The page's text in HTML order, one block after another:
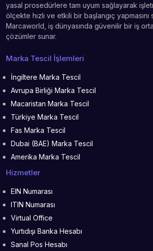
yasal prosedürlere tam uyum sağlayarak
ölçekte hızlı ve etkili bir başlangıç yapmasını
Marcaworld, iş dünyasında güvenilir bir iş
çözümler sunar.
Marka Tescil İşlemleri
İngiltere Marka Tescil
Avrupa Birliği Marka Tescil
Macaristan Marka Tescil
Türkiye Marka Tescil
Fas Marka Tescil
Dubai (BAE) Marka Tescil
Amerika Marka Tescil
Hizmetler
EIN Numarası
ITIN Numarası
Virtual Office
Yurtıdışı Banka Hesabı
Sanal Pos Hesabı